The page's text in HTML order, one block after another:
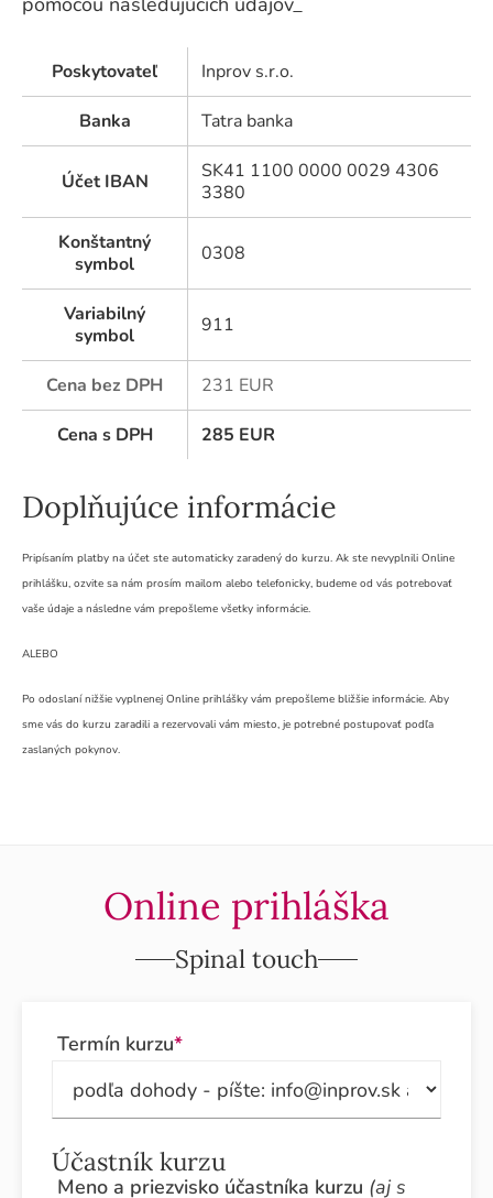
Poskytovateľ Inprov s.r.o.
Banka Tatra banka
Účet IBAN
SK41 1100 0000 0029 4306
3380
Konštantný
symbol
0308
Variabilný
symbol
911
Cena bez DPH 231 EUR
Cena s DPH 285 EUR
Doplňujúce informácie
Pripísaním platby na účet ste automaticky zaradený do kurzu. Ak ste nevyplnili Online
prihlášku, ozvite sa nám prosím mailom alebo telefonicky, budeme od vás potrebovať
vaše údaje a následne vám prepošleme všetky informácie.
ALEBO
Po odoslaní nižšie vyplnenej Online prihlášky vám prepošleme bližšie informácie. Aby
sme vás do kurzu zaradili a rezervovali vám miesto, je potrebné postupovať podľa
zaslaných pokynov.
Online prihláška
Spinal touch
Termín kurzu*
Účastník kurzu
Meno a priezvisko účastníka kurzu (aj s